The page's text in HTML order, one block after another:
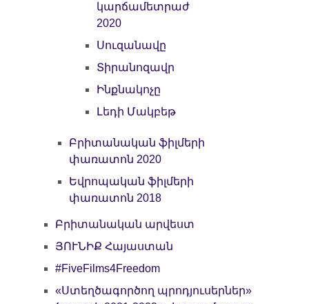
կարճամետրաժ
2020
Սուզանավը
Տիրանոզավր
Ինքնակոչը
Լեդի Մակբեթ
Բրիտանական ֆիլմերի
փառատոն 2020
Եվրոպական ֆիլմերի
փառատոն 2018
Բրիտանական արվեստ
ՅՈՒՆԻՔ Հայաստան
#FiveFilms4Freedom
«Ստեղծագործող պրոդյուսերներ»